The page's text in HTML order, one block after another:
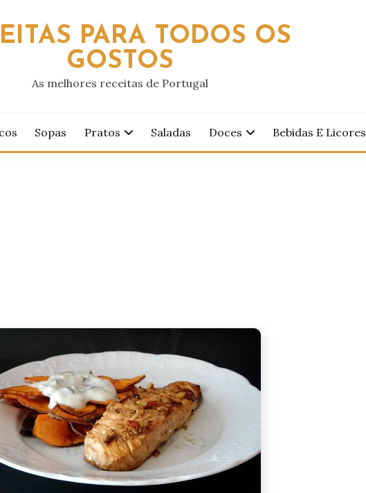
PARA TODOS OS
GOSTOS
As melhores receitas de Portugal
Sopas Pratos Saladas Doces Bebidas E Licores